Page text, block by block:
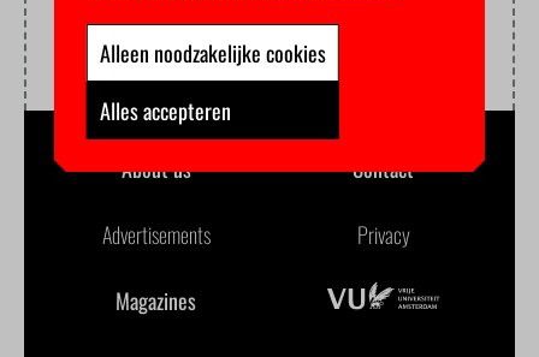
About us Contact
Advertisements Privacy
Magazines
Alleen noodzakelijke cookies
Alles accepteren